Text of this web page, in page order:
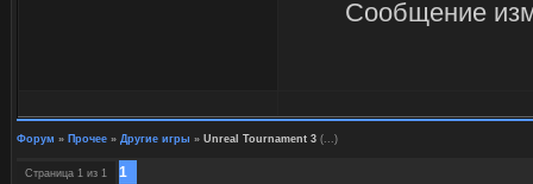
Сообщение
Форум » Прочее » Другие игры » Unreal Tournament 3 (...)
Страница 1 из 1 1